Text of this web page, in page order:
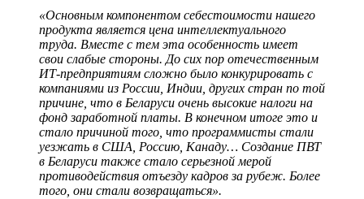
«Основным компонентом себестоимости нашего
продукта является цена интеллектуального
труда. Вместе с тем эта особенность имеет
свои слабые стороны. До сих пор отечественным
ИТ-предприятиям сложно было конкурировать с
компаниями из России, Индии, других стран по той
причине, что в Беларуси очень высокие налоги на
фонд заработной платы. В конечном итоге это и
стало причиной того, что программисты стали
уезжать в США, Россию, Канаду… Создание ПВТ
в Беларуси также стало серьезной мерой
противодействия отъезду кадров за рубеж. Более
того, они стали возвращаться».